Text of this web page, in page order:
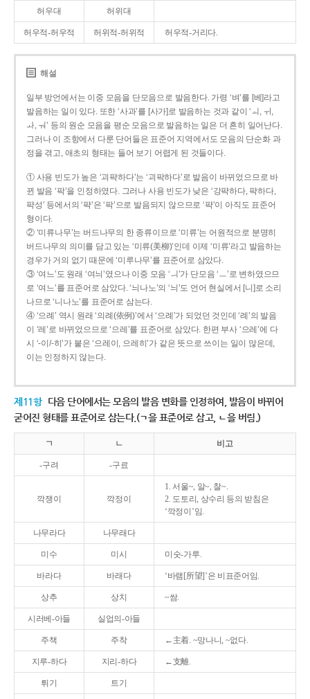
허우대 허위대
허우적-허우적 허위적-허위적 허우적-거리다.
해설
일부 방언에서는 이중 모음을 단모음으로 발음한다. 가령 ‘벼’를 [베]라고
발음하는 일이 있다. 또한 ‘사과’를 [사가]로 발음하는 것과 같이 ‘ㅚ, ㅟ,
ㅘ, ㅝ’ 등의 원순 모음을 평순 모음으로 발음하는 일은 더 흔히 일어난다.
그러나 이 조항에서 다룬 단어들은 표준어 지역에서도 모음의 단순화 과
정을 겪고, 애초의 형태는 들어 보기 어렵게 된 것들이다.
① 사용 빈도가 높은 ‘괴퍅하다’는 ‘괴팍하다’로 발음이 바뀌었으므로 바
뀐 발음 ‘팍’을 인정하였다. 그러나 사용 빈도가 낮은 ‘강퍅하다, 퍅하다,
퍅성’ 등에서의 ‘퍅’은 ‘팍’으로 발음되지 않으므로 ‘퍅’이 아직도 표준어
형이다.
② ‘미류나무’는 버드나무의 한 종류이므로 ‘미류’는 어원적으로 분명히
버드나무의 의미를 담고 있는 ‘미류(美柳)’인데 이제 ‘미류’라고 발음하는
경우가 거의 없기 때문에 ‘미루나무’를 표준어로 삼았다.
③ ‘여느’도 원래 ‘여늬’였으나 이중 모음 ‘ㅢ’가 단모음 ‘ㅡ’로 변하였으므
로 ‘여느’를 표준어로 삼았다. ‘늬나노’의 ‘늬’도 언어 현실에서 [니]로 소리
나므로 ‘니나노’를 표준어로 삼는다.
④ ‘으례’ 역시 원래 ‘의례(依例)’에서 ‘으례’가 되었던 것인데 ‘례’의 발음
이 ‘레’로 바뀌었으므로 ‘으레’를 표준어로 삼았다. 한편 부사 ‘으레’에 다
시 ‘-이/-히’가 붙은 ‘으레이, 으레히’가 같은 뜻으로 쓰이는 일이 많은데,
이는 인정하지 않는다.
제11항 다음 단어에서는 모음의 발음 변화를 인정하여, 발음이 바뀌어
굳어진 형태를 표준어로 삼는다.(ㄱ을 표준어로 삼고, ㄴ을 버림.)
ㄱ ㄴ 비고
-구려 -구료
깍쟁이 깍정이
1. 서울~, 알~, 찰~.
2. 도토리, 상수리 등의 받침은
‘깍정이’임.
나무라다 나무래다
미수 미시 미숫-가루.
바라다 바래다 ‘바램[所望]’은 비표준어임.
상추 상치 ~쌈.
시러베-아들 실업의-아들
주책 주착 ←主着. ~망나니, ~없다.
지루-하다 지리-하다 ←支離.
튀기 트기